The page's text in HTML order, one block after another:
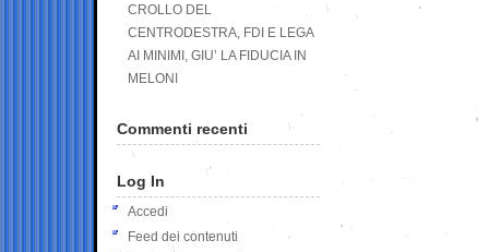
CROLLO DEL
CENTRODESTRA, FDI E LEGA
AI MINIMI, GIU’ LA FIDUCIA IN
MELONI
Commenti recenti
Log In
Accedi
Feed dei contenuti